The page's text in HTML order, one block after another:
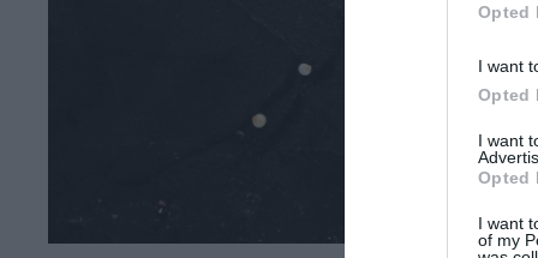
Opted
I want
Opted
I want
Opted
I want
of my